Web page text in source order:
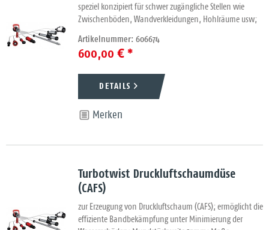
speziel konzipiert für schwer zugängliche Stellen wie
Zwischenböden, Wandverkleidungen, Hohlräume usw;
Artikelnummer: 606674
600,00 € *
DETAILS
Merken
Turbotwist Druckluftschaumdüse
(CAFS)
zur Erzeugung von Druckluftschaum (CAFS); ermöglicht die
effiziente Bandbekämpfung unter Minimierung der